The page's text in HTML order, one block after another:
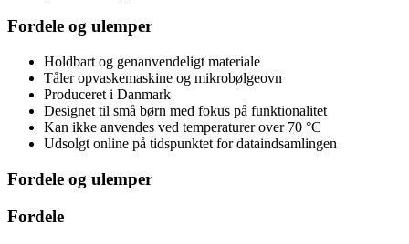
Fordele og ulemper
Holdbart og genanvendeligt materiale
Tåler opvaskemaskine og mikrobølgeovn
Produceret i Danmark
Designet til små børn med fokus på funktionalitet
Kan ikke anvendes ved temperaturer over 70 °C
Udsolgt online på tidspunktet for dataindsamlingen
Fordele og ulemper
Fordele